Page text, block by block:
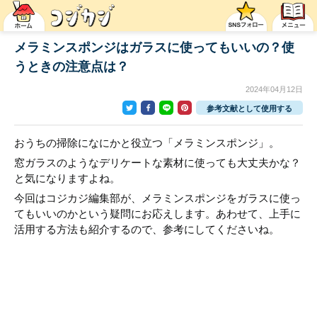
メラミンスポンジはガラスに使ってもいいの？使
うときの注意点は？
2024年04月12日
参考文献として使用する
おうちの掃除になにかと役立つ「メラミンスポンジ」。
窓ガラスのようなデリケートな素材に使っても大丈夫かな？
と気になりますよね。
今回はコジカジ編集部が、メラミンスポンジをガラスに使っ
てもいいのかという疑問にお応えします。あわせて、上手に
活用する方法も紹介するので、参考にしてくださいね。